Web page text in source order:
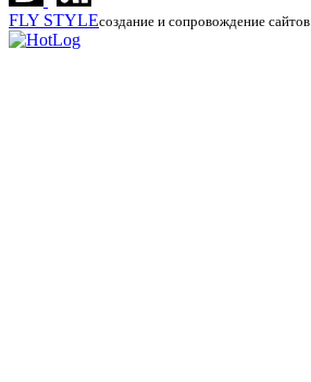
FLY STYLEсоздание и сопровождение сайтов